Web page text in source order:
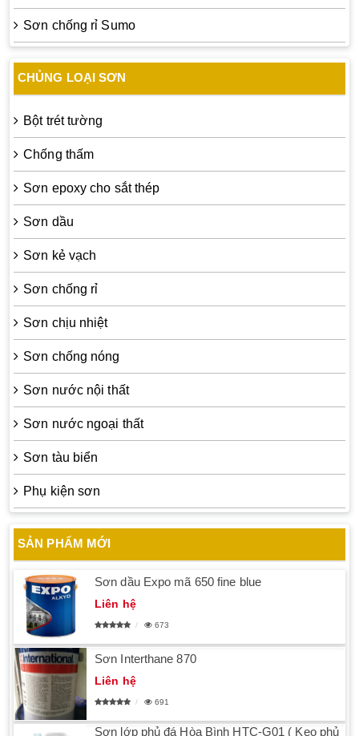
Sơn chống rỉ Sumo
CHỦNG LOẠI SƠN
Bột trét tường
Chống thấm
Sơn epoxy cho sắt thép
Sơn dầu
Sơn kẻ vạch
Sơn chống rỉ
Sơn chịu nhiệt
Sơn chống nóng
Sơn nước nội thất
Sơn nước ngoại thất
Sơn tàu biển
Phụ kiện sơn
SẢN PHẨM MỚI
Sơn dầu Expo mã 650 fine blue
Liên hệ
673
Sơn Interthane 870
Liên hệ
691
Sơn lớp phủ đá Hòa Bình HTC-G01 ( Keo phủ